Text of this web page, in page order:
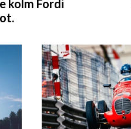
kolm Fordi